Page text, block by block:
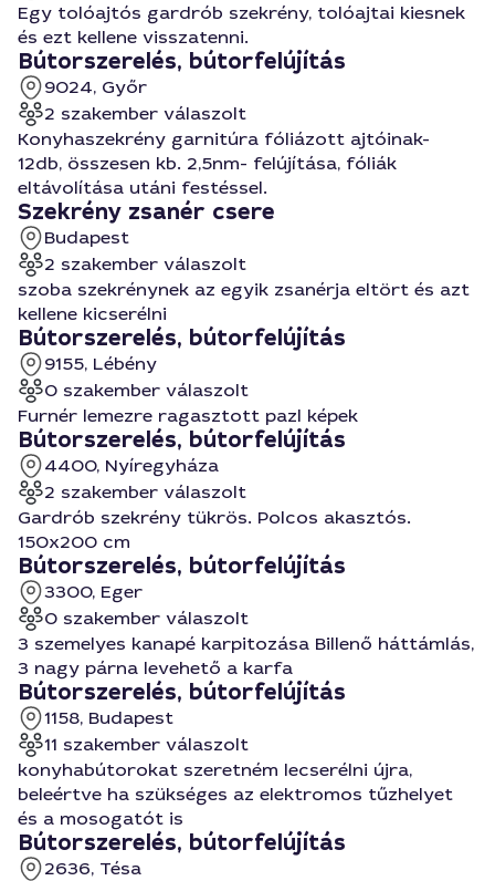
Egy tolóajtós gardrób szekrény, tolóajtai kiesnek
és ezt kellene visszatenni.
Bútorszerelés, bútorfelújítás
9024, Győr
2 szakember válaszolt
Konyhaszekrény garnitúra fóliázott ajtóinak-
12db, összesen kb. 2,5nm- felújítása, fóliák
eltávolítása utáni festéssel.
Szekrény zsanér csere
Budapest
2 szakember válaszolt
szoba szekrénynek az egyik zsanérja eltört és azt
kellene kicserélni
Bútorszerelés, bútorfelújítás
9155, Lébény
0 szakember válaszolt
Furnér lemezre ragasztott pazl képek
Bútorszerelés, bútorfelújítás
4400, Nyíregyháza
2 szakember válaszolt
Gardrób szekrény tükrös. Polcos akasztós.
150x200 cm
Bútorszerelés, bútorfelújítás
3300, Eger
0 szakember válaszolt
3 szemelyes kanapé karpitozása Billenő háttámlás,
3 nagy párna levehető a karfa
Bútorszerelés, bútorfelújítás
1158, Budapest
11 szakember válaszolt
konyhabútorokat szeretném lecserélni újra,
beleértve ha szükséges az elektromos tűzhelyet
és a mosogatót is
Bútorszerelés, bútorfelújítás
2636, Tésa